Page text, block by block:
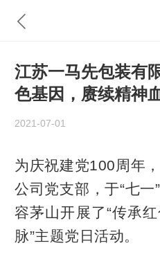
江苏一马先包装有
色基因，赓续精神
2021-07-01
为庆祝建党100周年
公司党支部，于“七
容茅山开展了“传承
脉”主题党日活动。